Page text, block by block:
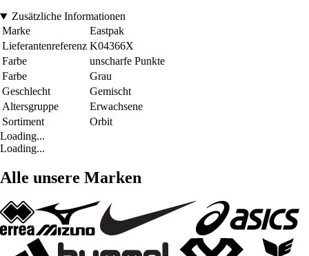
Zusätzliche Informationen
Marke
Eastpak
Lieferantenreferenz K04366X
Farbe
unscharfe Punkte
Farbe
Grau
Geschlecht
Gemischt
Altersgruppe
Erwachsene
Sortiment
Orbit
Loading...
Loading...
Alle unsere Marken